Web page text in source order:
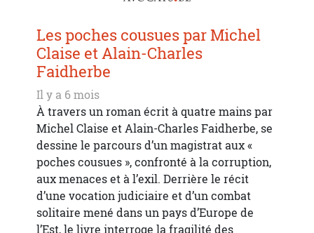
Les poches cousues par Michel
Claise et Alain-Charles
Faidherbe
Il y a 6 mois
À travers un roman écrit à quatre mains par
Michel Claise et Alain-Charles Faidherbe, se
dessine le parcours d’un magistrat aux «
poches cousues », confronté à la corruption,
aux menaces et à l’exil. Derrière le récit
d’une vocation judiciaire et d’un combat
solitaire mené dans un pays d’Europe de
l’Est, le livre interroge la fragilité des